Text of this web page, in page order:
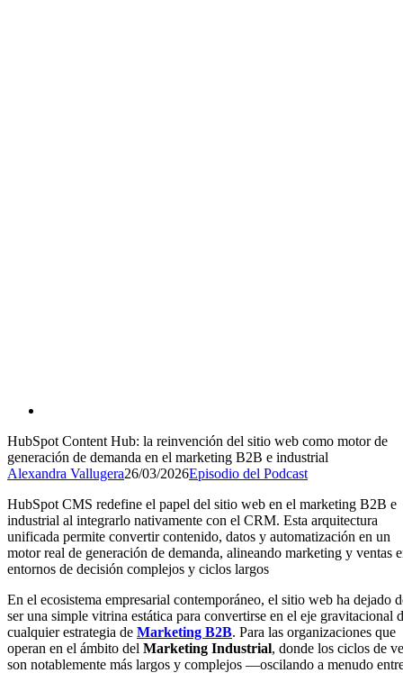
HubSpot Content Hub: la reinvención del sitio web como motor de
generación de demanda en el marketing B2B e industrial
Alexandra Vallugera26/03/2026Episodio del Podcast
HubSpot CMS redefine el papel del sitio web en el marketing B2B e
industrial al integrarlo nativamente con el CRM. Esta arquitectura
unificada permite convertir contenido, datos y automatización en un
motor real de generación de demanda, alineando marketing y ventas
entornos de decisión complejos y ciclos largos
En el ecosistema empresarial contemporáneo, el sitio web ha dejado
ser una simple vitrina estática para convertirse en el eje gravitacional
cualquier estrategia de Marketing B2B. Para las organizaciones que
operan en el ámbito del Marketing Industrial, donde los ciclos de
son notablemente más largos y complejos —oscilando a menudo